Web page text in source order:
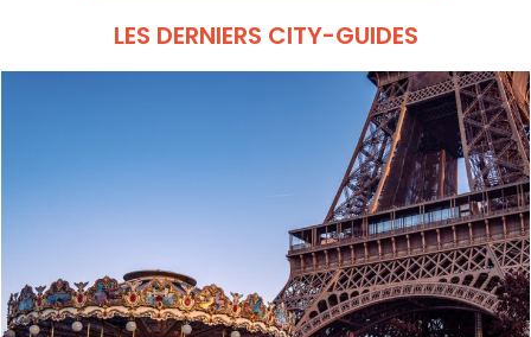
LES DERNIERS CITY-GUIDES